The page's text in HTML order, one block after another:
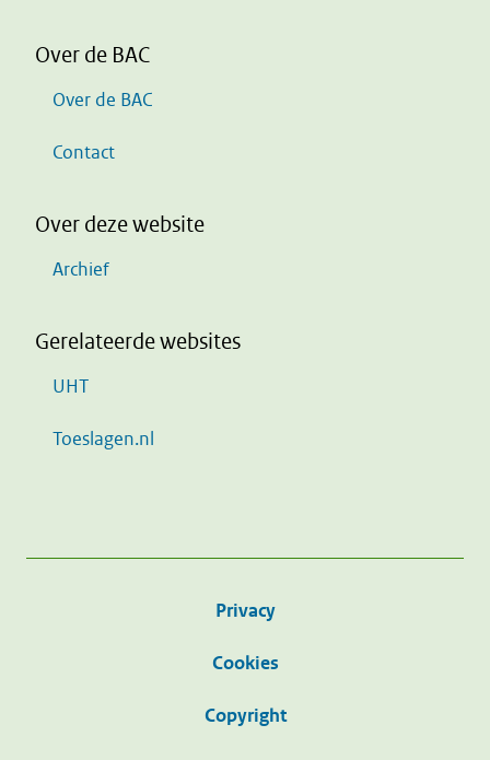
Over de BAC
Over de BAC
Contact
Over deze website
Archief
Gerelateerde websites
UHT
Toeslagen.nl
Privacy
Cookies
Copyright